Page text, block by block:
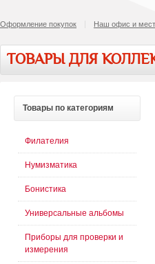
Оформление покупок Наш офис и
ТОВАРЫ ДЛЯ
Товары по категориям
Филателия
Нумизматика
Бонистика
Универсальные альбомы
Приборы для проверки и
измерения